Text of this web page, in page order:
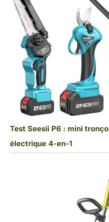
Test Seesii P6 : mini
électrique 4-en-1